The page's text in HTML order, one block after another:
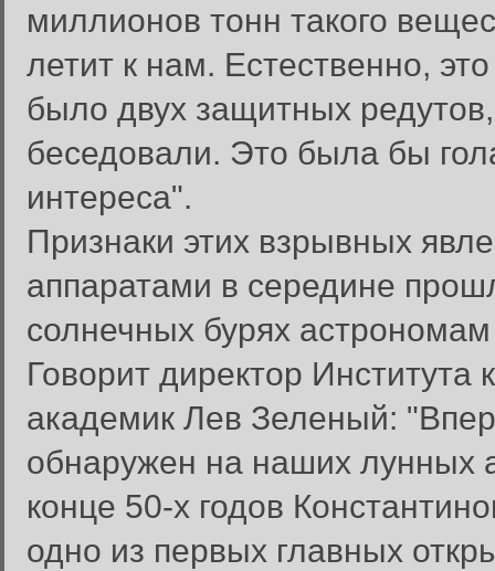
миллионов тонн такого
летит к нам. Естественно,
было двух защитных
беседовали. Это была бы
интереса".
Признаки этих взрывных
аппаратами в середине
солнечных бурях
Говорит директор
академик Лев Зеленый:
обнаружен на наших лунных
конце 50-х годов
одно из первых главных